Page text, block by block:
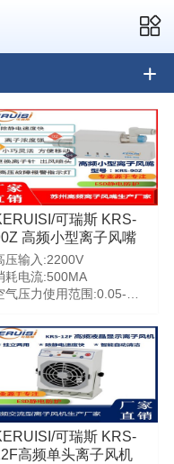
可瑞斯 KRS-
高频小型离子风嘴
压输入:2200V
耗电流:500MA
气压力使用范围:0.05-
用环境湿度:0-40°C（无
露）
使用环境温度:30-70%RH
配管连接口径:p6win气管
寸(mm):105×57×23mm
可瑞斯 KRS-
高频单头离子风机